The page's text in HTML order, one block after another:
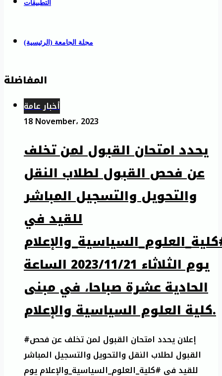
التطبيقات
مجلة الجامعة (الرئيسية)
المفاضلة
أخبار عامة
18 November، 2023
يحدد امتحان القبول لمن تخلف
عن فحص القبول لطلاب النقل
والتحويل والتسجيل المباشر
للقيد في
يوم الثلاثاء 2023/11/21 الساعة
الحادية عشرة صباحا، في مبنى
كلية العلوم السياسية والإعلام.
#إعلان يحدد امتحان القبول لمن تخلف عن فحص
القبول لطلاب النقل والتحويل والتسجيل المباشر
للقيد في #كلية_العلوم_السياسية_والإعلام يوم